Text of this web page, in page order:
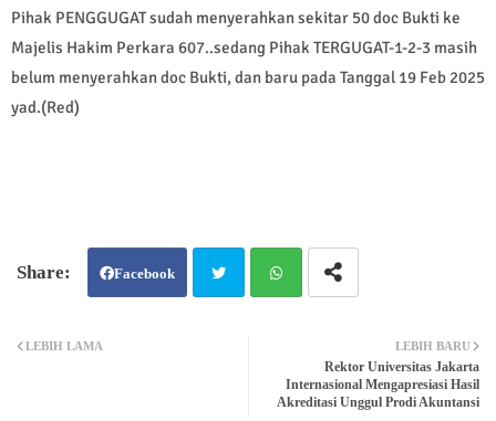
Pihak PENGGUGAT sudah menyerahkan sekitar 50 doc Bukti ke
Majelis Hakim Perkara 607..sedang Pihak TERGUGAT-1-2-3 masih
belum menyerahkan doc Bukti, dan baru pada Tanggal 19 Feb 2025
yad.(Red)
Facebook
LEBIH BARU
Rektor Universitas Jakarta
Internasional Mengapresiasi Hasil
Akreditasi Unggul Prodi Akuntansi
LEBIH LAMA